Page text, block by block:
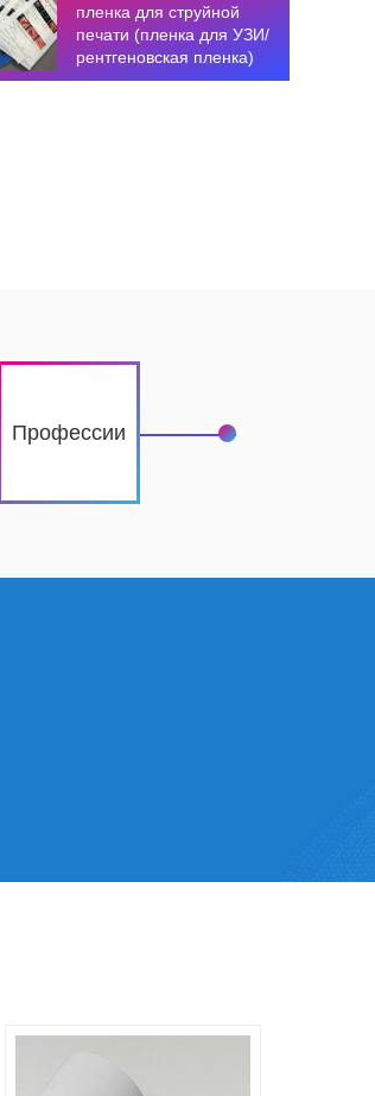
пленка для струйной
печати (пленка для УЗИ/
рентгеновская пленка)
Профессии